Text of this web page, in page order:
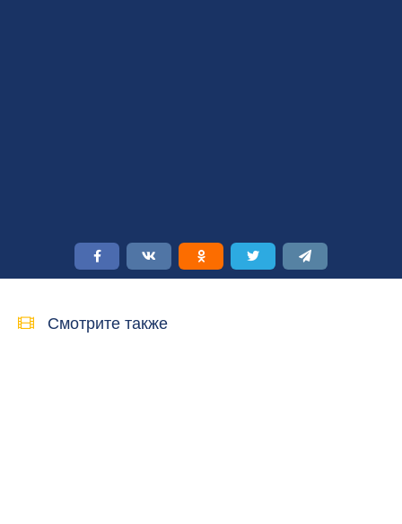
Смотрите также